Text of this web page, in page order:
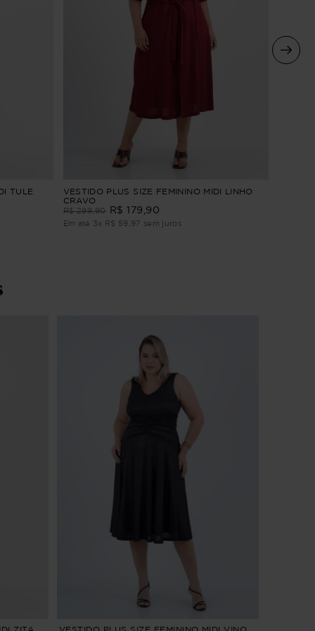
TULE
VESTIDO PLUS SIZE FEMININO MIDI LINHO
CRAVO
R$ 299,90 R$ 179 90
Em até 3x R$ 59 97 sem juros
ZITA VESTIDO PLUS SIZE FEMININO MIDI VINO